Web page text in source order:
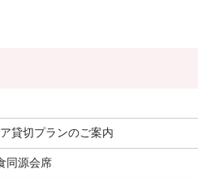
貸切プランのご案内
同源会席